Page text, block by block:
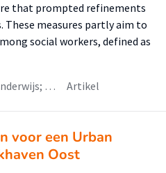
that prompted refinements
These measures partly aim to
social workers, defined as
… Artikel
voor een Urban
Oost